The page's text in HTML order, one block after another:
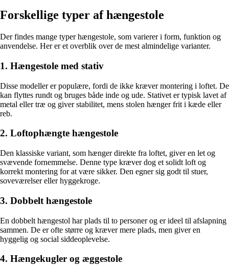
Forskellige typer af hængestole
Der findes mange typer hængestole, som varierer i form, funktion og
anvendelse. Her er et overblik over de mest almindelige varianter.
1. Hængestole med stativ
Disse modeller er populære, fordi de ikke kræver montering i loftet. De
kan flyttes rundt og bruges både inde og ude. Stativet er typisk lavet af
metal eller træ og giver stabilitet, mens stolen hænger frit i kæde eller
reb.
2. Loftophængte hængestole
Den klassiske variant, som hænger direkte fra loftet, giver en let og
svævende fornemmelse. Denne type kræver dog et solidt loft og
korrekt montering for at være sikker. Den egner sig godt til stuer,
soveværelser eller hyggekroge.
3. Dobbelt hængestole
En dobbelt hængestol har plads til to personer og er ideel til afslapning
sammen. De er ofte større og kræver mere plads, men giver en
hyggelig og social siddeoplevelse.
4. Hængekugler og æggestole